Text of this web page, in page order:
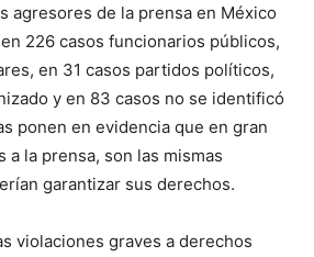
agresores de la prensa en México
226 casos funcionarios públicos,
en 31 casos partidos políticos,
y en 83 casos no se identificó
ponen en evidencia que en gran
a la prensa, son las mismas
garantizar sus derechos.
violaciones graves a derechos